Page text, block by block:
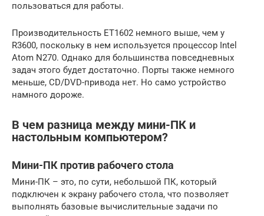
пользоваться для работы.
Производительность ET1602 немного выше, чем у
R3600, поскольку в нем используется процессор Intel
Atom N270. Однако для большинства повседневных
задач этого будет достаточно. Порты также немного
меньше, CD/DVD-привода нет. Но само устройство
намного дороже.
В чем разница между мини-ПК и
настольным компьютером?
Мини-ПК против рабочего стола
Мини-ПК – это, по сути, небольшой ПК, который
подключен к экрану рабочего стола, что позволяет
выполнять базовые вычислительные задачи по